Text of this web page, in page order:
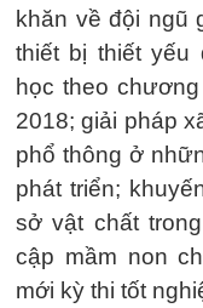
khăn về đội ngũ
thiết bị thiết yếu
học theo
2018; giải pháp
phổ thông ở
phát triển;
sở vật chất
cập mầm non
mới kỳ thi tốt